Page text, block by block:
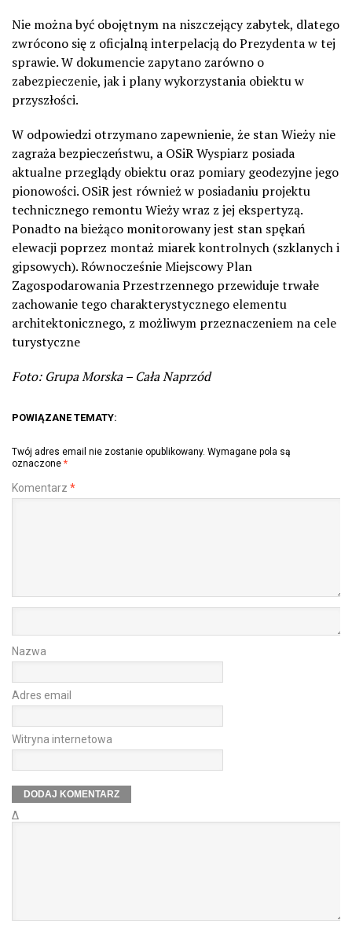
Nie można być obojętnym na niszczejący zabytek, dlatego
zwrócono się z oficjalną interpelacją do Prezydenta w tej
sprawie. W dokumencie zapytano zarówno o
zabezpieczenie, jak i plany wykorzystania obiektu w
przyszłości.
W odpowiedzi otrzymano zapewnienie, że stan Wieży nie
zagraża bezpieczeństwu, a OSiR Wyspiarz posiada
aktualne przeglądy obiektu oraz pomiary geodezyjne jego
pionowości. OSiR jest również w posiadaniu projektu
technicznego remontu Wieży wraz z jej ekspertyzą.
Ponadto na bieżąco monitorowany jest stan spękań
elewacji poprzez montaż miarek kontrolnych (szklanych i
gipsowych). Równocześnie Miejscowy Plan
Zagospodarowania Przestrzennego przewiduje trwałe
zachowanie tego charakterystycznego elementu
architektonicznego, z możliwym przeznaczeniem na cele
turystyczne
Foto: Grupa Morska – Cała Naprzód
POWIĄZANE TEMATY:
Twój adres email nie zostanie opublikowany. Wymagane pola są
oznaczone *
Komentarz *
Nazwa
Adres email
Witryna internetowa
Δ